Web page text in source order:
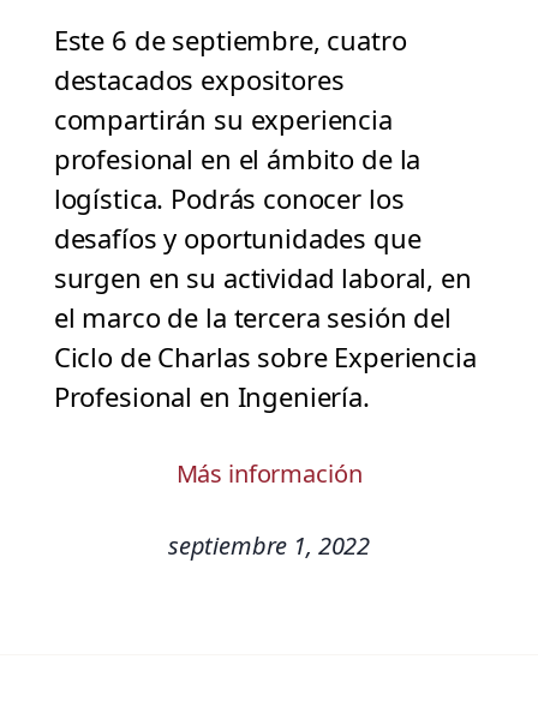
Este 6 de septiembre, cuatro
destacados expositores
compartirán su experiencia
profesional en el ámbito de la
logística. Podrás conocer los
desafíos y oportunidades que
surgen en su actividad laboral, en
el marco de la tercera sesión del
Ciclo de Charlas sobre Experiencia
Profesional en Ingeniería.
Más información
septiembre 1, 2022